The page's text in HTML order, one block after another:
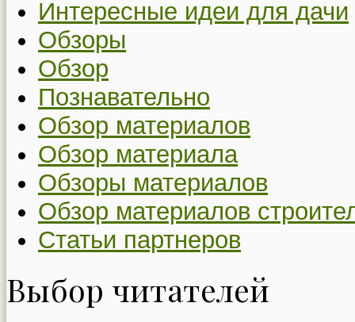
Интересные идеи для дачи
Обзоры
Обзор
Познавательно
Обзор материалов
Обзор материала
Обзоры материалов
Обзор материалов
Статьи партнеров
Выбор читателей